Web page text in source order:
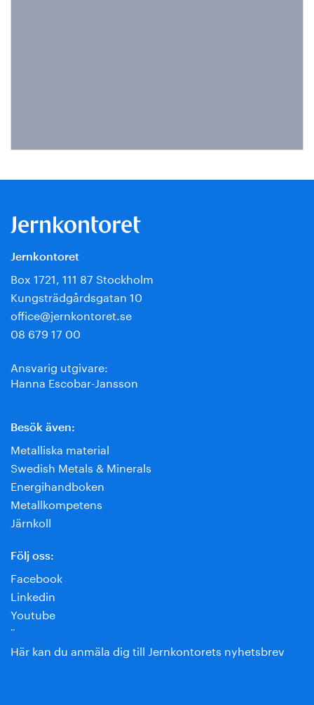
Jernkontoret
Box 1721, 111 87 Stockholm
Kungsträdgårdsgatan 10
office@jernkontoret.se
08 679 17 00
Ansvarig utgivare:
Hanna Escobar-Jansson
Besök även:
Metalliska material
Swedish Metals & Minerals
Energihandboken
Metallkompetens
Järnkoll
Följ oss:
Facebook
Linkedin
Youtube
¨
Här kan du anmäla dig till Jernkontorets nyhetsbrev